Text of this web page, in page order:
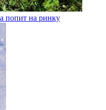
попит на ринку